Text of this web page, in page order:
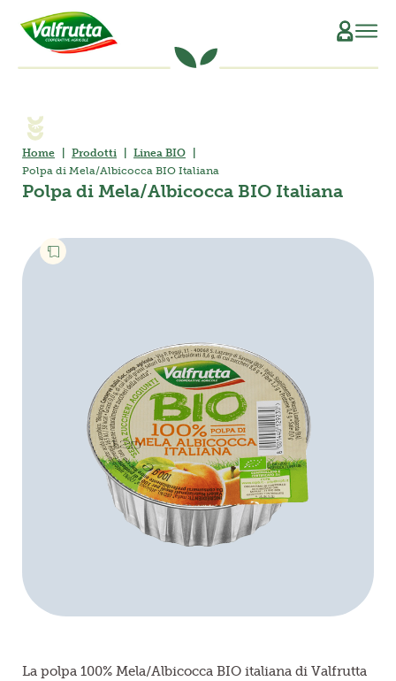
Il Manifesto
La Filiera Produttiva
La Storia
SCOPRI L’ORIGINE
SOSTENIBILITÀ
Verdure e Legumi conservati
Piatti pronti vegetali
Succhi di frutta
Frutta in pezzi
Polpe di frutta
RICETTE
Home Prodotti
Linea BIO
Polpa di Mela/Albicocca BIO Italiana
Polpa di Mela/Albicocca BIO Italiana
La polpa 100% Mela/Albicocca BIO italiana di Valfrutta